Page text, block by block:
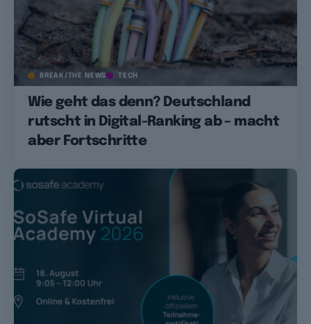
BREAK/THE NEWS TECH
Wie geht das denn? Deutschland
rutscht in Digital-Ranking ab – macht
aber Fortschritte